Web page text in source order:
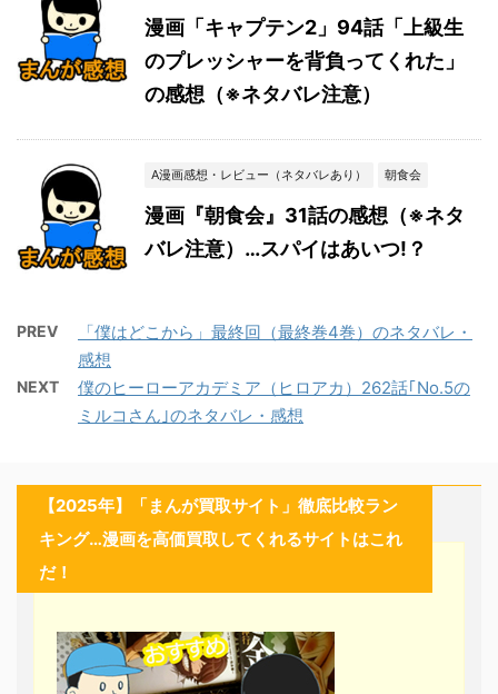
漫画「キャプテン2」94話「上級生
のプレッシャーを背負ってくれた」
の感想（※ネタバレ注意）
A漫画感想・レビュー（ネタバレあり） 朝食会
漫画『朝食会』31話の感想（※ネタ
バレ注意）…スパイはあいつ!？
PREV
「僕はどこから」最終回（最終巻4巻）のネタバレ・
感想
NEXT
僕のヒーローアカデミア（ヒロアカ）262話｢No.5の
ミルコさん｣のネタバレ・感想
【2025年】「まんが買取サイト」徹底比較ラン
キング…漫画を高価買取してくれるサイトはこれ
だ！